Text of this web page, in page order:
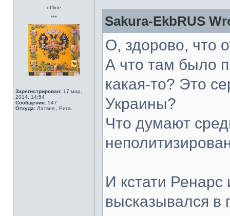
offline
***
Зарегистрирован: 17 мар,
2014, 14:54
Сообщения: 547
Откуда: Латвия , Рига.
Sakura-EkbRUS
О, здорово, что
А что там было
какая-то? Это
Украины?
Что думают
И кстати
высказывался в